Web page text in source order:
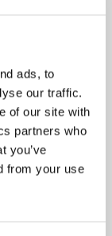
ads, to
our traffic.
of our site with
partners who
you’ve
from your use
har vi
nogle
lav
og
– onsdag vil